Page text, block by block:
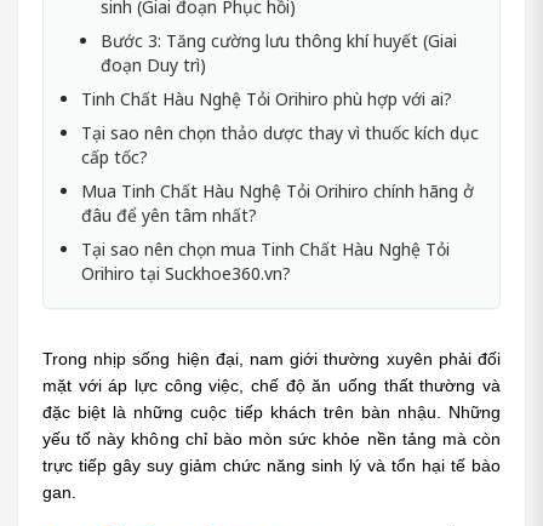
sinh (Giai đoạn Phục hồi)
Bước 3: Tăng cường lưu thông khí huyết (Giai
đoạn Duy trì)
Tinh Chất Hàu Nghệ Tỏi Orihiro phù hợp với ai?
Tại sao nên chọn thảo dược thay vì thuốc kích dục
cấp tốc?
Mua Tinh Chất Hàu Nghệ Tỏi Orihiro chính hãng ở
đâu để yên tâm nhất?
Tại sao nên chọn mua Tinh Chất Hàu Nghệ Tỏi
Orihiro tại Suckhoe360.vn?
Trong nhịp sống hiện đại, nam giới thường xuyên phải đối
mặt với áp lực công việc, chế độ ăn uống thất thường và
đặc biệt là những cuộc tiếp khách trên bàn nhậu. Những
yếu tố này không chỉ bào mòn sức khỏe nền tảng mà còn
trực tiếp gây suy giảm chức năng sinh lý và tổn hại tế bào
gan.